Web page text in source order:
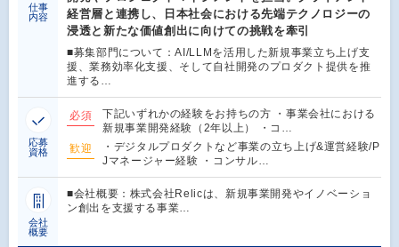
仕事
内容
経営層と連携し、日本社会における先端テクノロジーの
浸透と新たな価値創出に向けての挑戦を牽引
■募集部門について：AI/LLMを活用した新規事業立ち上げ支
援、業務効率化支援、そして自社開発のプロダクト提供を推
進する…
応募
資格
必須
下記いずれかの経験をお持ちの方 ・事業会社における
新規事業開発経験（2年以上） ・コ…
歓迎
・デジタルプロダクトなど事業の立ち上げ&運営経験/P
Jマネージャー経験 ・コンサル…
会社
概要
■会社概要：株式会社Relicは、新規事業開発やイノベーショ
ン創出を支援する事業…